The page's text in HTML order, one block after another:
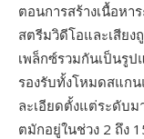
ตอนการสร้างเนื้อหา
สตรีมวิดีโอและเสีย
เพล็กซ์รวมกันเป็นรู
รองรับทั้งโหมดสแก
ละเอียดตั้งแต่ระดับ
ตมักอยู่ในช่วง 2 ถึง